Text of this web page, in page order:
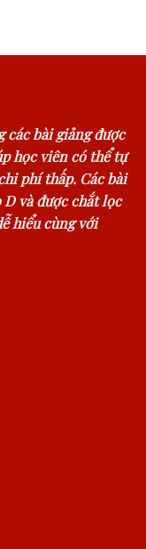
các bài giảng được
học viên có thể tự
phí thấp. Các bài
và được chắt lọc
hiểu cùng với